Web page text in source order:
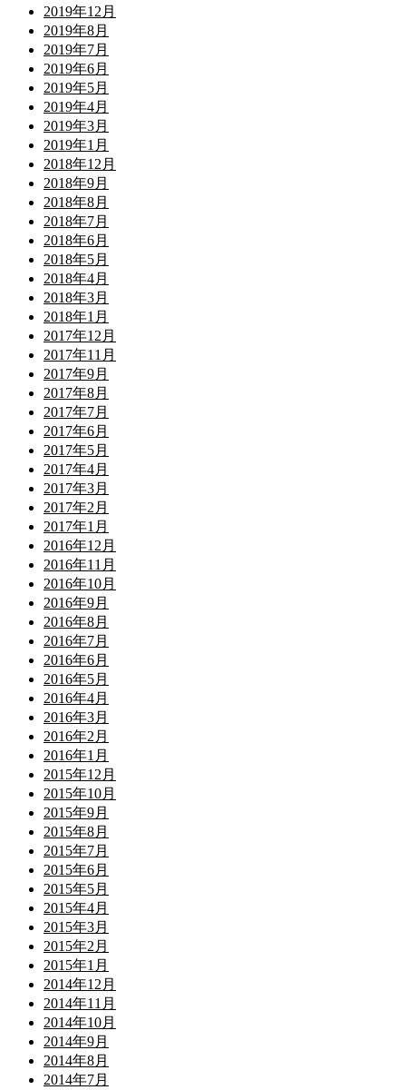
2019年12月
2019年8月
2019年7月
2019年6月
2019年5月
2019年4月
2019年3月
2019年1月
2018年12月
2018年9月
2018年8月
2018年7月
2018年6月
2018年5月
2018年4月
2018年3月
2018年1月
2017年12月
2017年11月
2017年9月
2017年8月
2017年7月
2017年6月
2017年5月
2017年4月
2017年3月
2017年2月
2017年1月
2016年12月
2016年11月
2016年10月
2016年9月
2016年8月
2016年7月
2016年6月
2016年5月
2016年4月
2016年3月
2016年2月
2016年1月
2015年12月
2015年10月
2015年9月
2015年8月
2015年7月
2015年6月
2015年5月
2015年4月
2015年3月
2015年2月
2015年1月
2014年12月
2014年11月
2014年10月
2014年9月
2014年8月
2014年7月